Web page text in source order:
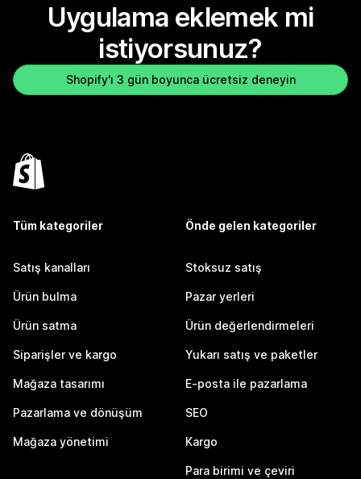
Uygulama eklemek mi
istiyorsunuz?
Shopify'ı 3 gün boyunca ücretsiz deneyin
Tüm kategoriler
Satış kanalları
Ürün bulma
Ürün satma
Siparişler ve kargo
Mağaza tasarımı
Pazarlama ve dönüşüm
Mağaza yönetimi
Önde gelen kategoriler
Stoksuz satış
Pazar yerleri
Ürün değerlendirmeleri
Yukarı satış ve paketler
E-posta ile pazarlama
SEO
Kargo
Para birimi ve çeviri